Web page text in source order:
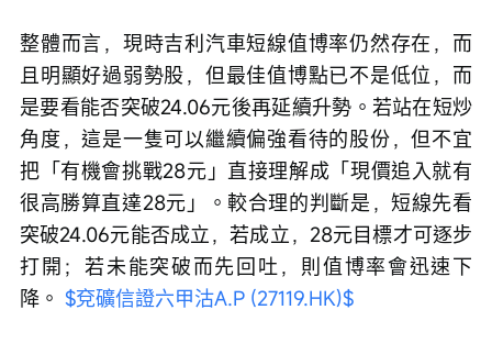
整體而言，現時吉利汽車短線值博率仍然存在，而
且明顯好過弱勢股，但最佳值博點已不是低位，而
是要看能否突破24.06元後再延續升勢。若站在短炒
角度，這是一隻可以繼續偏強看待的股份，但不宜
把「有機會挑戰28元」直接理解成「現價追入就有
很高勝算直達28元」。較合理的判斷是，短線先看
突破24.06元能否成立，若成立，28元目標才可逐步
打開；若未能突破而先回吐，則值博率會迅速下
降。 $兗礦信證六甲沽A.P (27119.HK)$